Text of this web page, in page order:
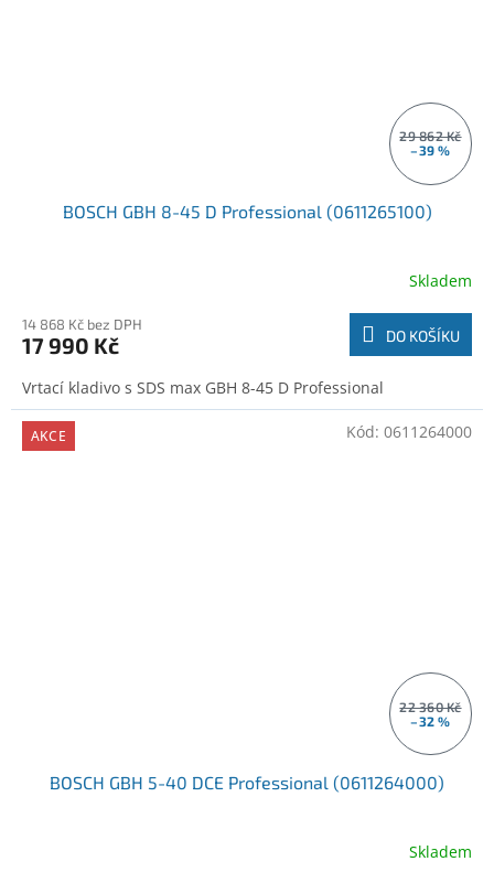
29 862 Kč
–39 %
BOSCH GBH 8-45 D Professional (0611265100)
Skladem
14 868 Kč bez DPH
17 990 Kč DO KOŠÍKU
Vrtací kladivo s SDS max GBH 8-45 D Professional
AKCE
22 360 Kč
–32 %
BOSCH GBH 5-40 DCE Professional (0611264000)
Skladem
Kód: 0611264000